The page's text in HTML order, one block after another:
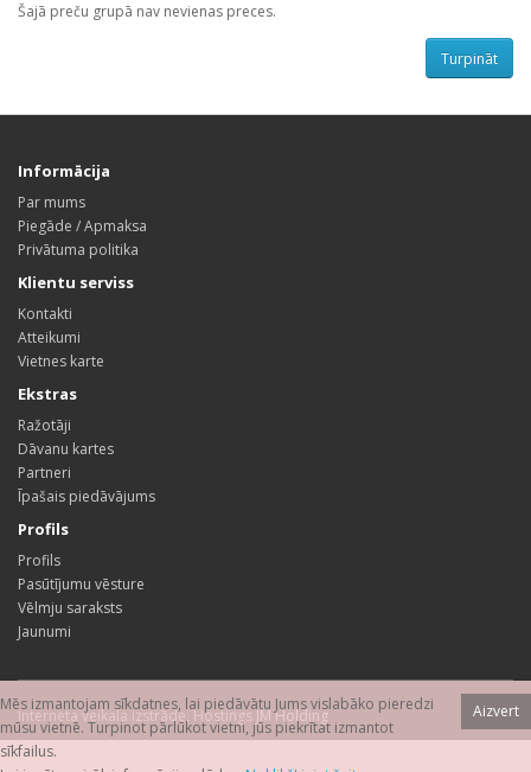
Šajā preču grupā nav nevienas preces.
Turpināt
Informācija
Par mums
Piegāde / Apmaksa
Privātuma politika
Klientu serviss
Kontakti
Atteikumi
Vietnes karte
Ekstras
Ražotāji
Dāvanu kartes
Partneri
Īpašais piedāvājums
Profils
Profils
Pasūtījumu vēsture
Vēlmju saraksts
Jaunumi
Interneta veikala izstrāde,HostingsJM Holding Aizvert
Mēs izmantojam sīkdatnes, lai piedāvātu Jums vislabāko pieredzi
mūsu vietnē. Turpinot pārlūkot vietni, jūs piekrītat izmantot
sīkfailus.